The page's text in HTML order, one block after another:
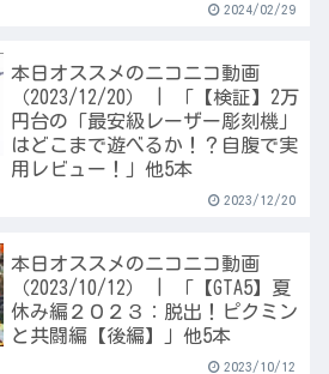
2024/02/29
本日オススメのニコニコ動画
（2023/12/20） | 「【検証】2万
円台の「最安級レーザー彫刻機」
はどこまで遊べるか！？自腹で実
用レビュー！」他5本
2023/12/20
本日オススメのニコニコ動画
（2023/10/12） | 「【GTA5】夏
休み編２０２３：脱出！ピクミン
と共闘編【後編】」他5本
2023/10/12